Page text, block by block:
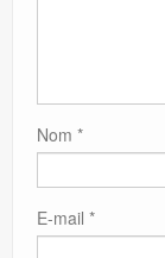
Nom *
E-mail *